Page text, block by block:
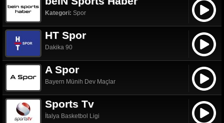
Kategori: Spor
HT Spor
Dakika 90
A Spor
Bayern Münih Dev Maçlar
Sports Tv
İtalya Basketbol Ligi